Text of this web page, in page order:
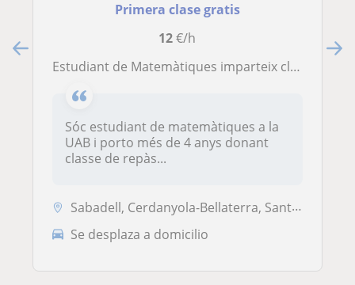
Primera clase gratis
12€/h
Estudiant de Matemàtiques imparteix classes a ESO i Batxillerat
Sóc estudiant de matemàtiques a la
UAB i porto més de 4 anys donant
classe de repàs...
Sabadell, Cerdanyola-Bellaterra, Sant Quirze del Vallès, Terrassa, San...
Se desplaza a domicilio